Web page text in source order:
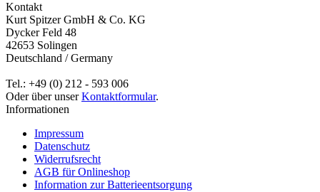
Kontakt
Kurt Spitzer GmbH & Co. KG
Dycker Feld 48
42653 Solingen
Deutschland / Germany
Tel.: +49 (0) 212 - 593 006
Oder über unserKontaktformular.
Informationen
Impressum
Datenschutz
Widerrufsrecht
AGB für Onlineshop
Information zur Batterieentsorgung